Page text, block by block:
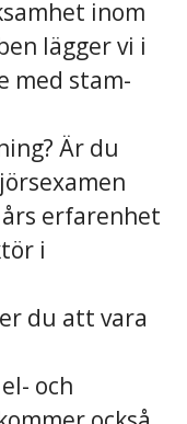
inom
lägger vi i
med stam-
Är du
erfarenhet
i
du att vara
och